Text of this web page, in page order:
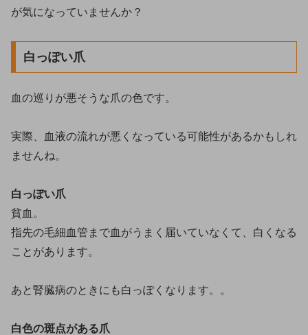
が気になっていませんか？
白っぽい爪
血の巡りが悪そうな爪の色です。
実際、血液の流れが悪くなっている可能性があるかもしれ
ませんね。
白っぽい爪
貧血。
指先の毛細血管まで血がうまく届いていなくて、白くなる
ことがあります。
あと腎臓病のときにも白っぽくなります。。
白色の斑点がある爪